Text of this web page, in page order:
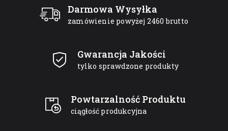
Darmowa Wysyłka
zamówienie powyżej 2460 brutto
Gwarancja Jakości
tylko sprawdzone produkty
Powtarzalność Produktu
ciągłość produkcyjna